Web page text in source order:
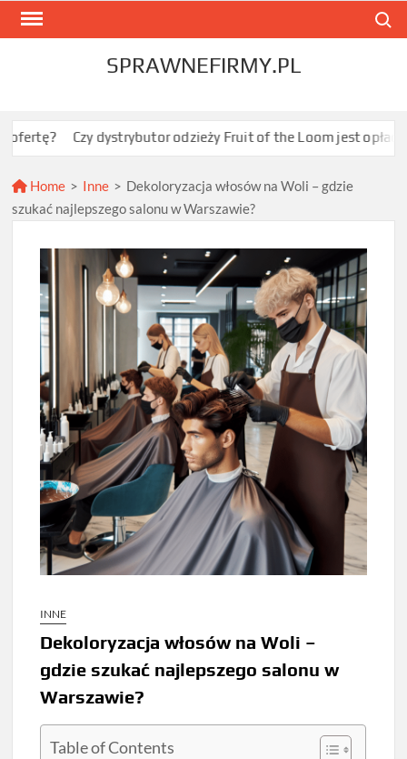
Skip
SPRAWNEFIRMY.PL
dystrybutor odzieży Fruit of the Loom jest opłacalny dla JDG
Home > Inne > Dekoloryzacja włosów na Woli – gdzie
szukać najlepszego salonu w Warszawie?
INNE
Dekoloryzacja włosów na Woli –
gdzie szukać najlepszego salonu w
Warszawie?
Table of Contents